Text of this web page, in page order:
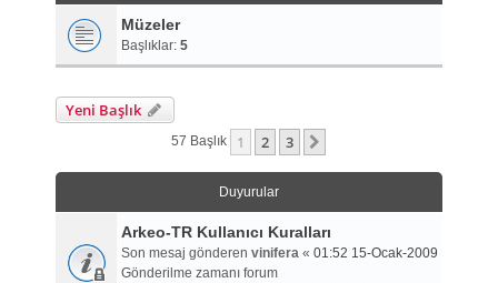
Müzeler
Başlıklar: 5
Yeni Başlık
57 Başlık 1 2 3
Duyurular
Arkeo-TR Kullanıcı Kuralları
Son mesaj gönderen vinifera« 01:52 15-Ocak-2009
Gönderilme zamanı forum